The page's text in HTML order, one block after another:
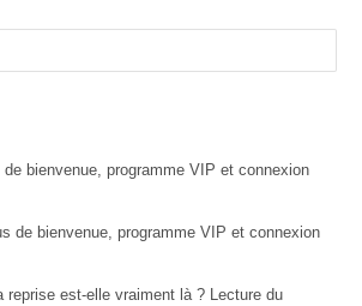
bienvenue, programme VIP et connexion
de bienvenue, programme VIP et connexion
reprise est-elle vraiment là ? Lecture du